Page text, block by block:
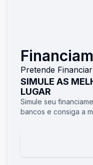
Pretende
SIMULE AS
LUGAR
Simule seu
bancos e consiga a